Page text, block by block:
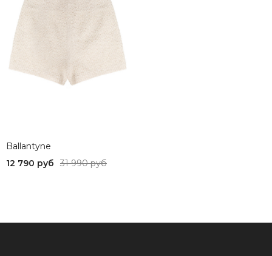
Ballantyne
12 790 руб
31 990 руб